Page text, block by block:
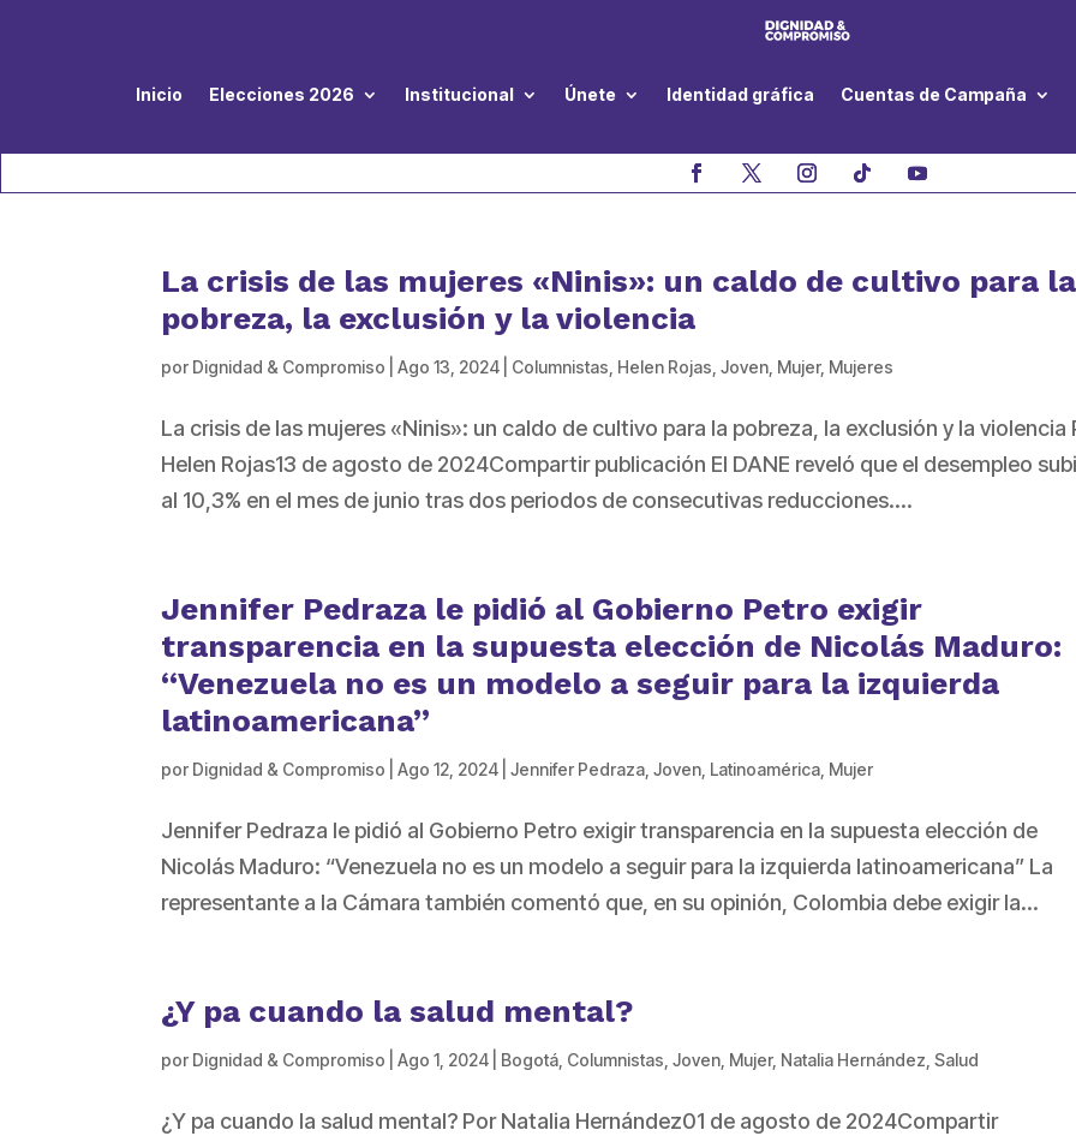
Inicio Elecciones 2026 Institucional Únete Identidad gráfica Cuentas de Campaña
La crisis de las mujeres «Ninis»: un caldo de cultivo para la
pobreza, la exclusión y la violencia
por Dignidad & Compromiso |Ago 13, 2024 Columnistas Helen Rojas ,Joven Mujer, Mujeres
La crisis de las mujeres «Ninis»: un caldo de cultivo para la pobreza, la exclusión y la violencia
Helen Rojas13 de agosto de 2024Compartir publicación El DANE reveló que el desempleo
al 10,3% en el mes de junio tras dos periodos de consecutivas reducciones....
Jennifer Pedraza le pidió al Gobierno Petro exigir
transparencia en la supuesta elección de Nicolás Maduro:
“Venezuela no es un modelo a seguir para la izquierda
latinoamericana”
por Dignidad & Compromiso |Ago 12, 2024 |Jennifer Pedraza ,Joven Latinoamérica Mujer
Jennifer Pedraza le pidió al Gobierno Petro exigir transparencia en la supuesta elección de
Nicolás Maduro: “Venezuela no es un modelo a seguir para la izquierda latinoamericana” La
representante a la Cámara también comentó que, en su opinión, Colombia debe exigir la...
¿Y pa cuando la salud mental?
por Dignidad & Compromiso |Ago 1, 2024 Bogotá Columnistas ,Joven Mujer, Natalia Hernández ,Salud
¿Y pa cuando la salud mental? Por Natalia Hernández01 de agosto de 2024Compartir